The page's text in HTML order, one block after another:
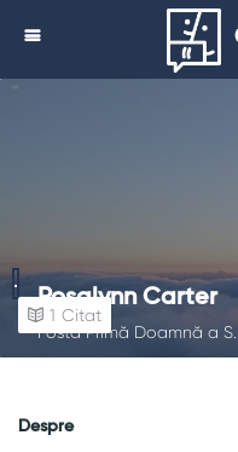
Rosalynn Carter
Fosta Primă Doamnă a
1 Citat
Despre